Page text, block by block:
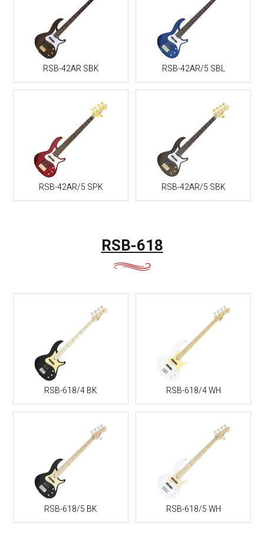
RSB-42AR SBK RSB-42AR/5 SBL
RSB-42AR/5 SPK RSB-42AR/5 SBK
RSB-618
RSB-618/4 BK RSB-618/4 WH
RSB-618/5 BK RSB-618/5 WH